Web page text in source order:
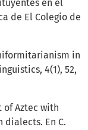
en el
de El Colegio de
in
4(1), 52,
of Aztec with
dialects. En C.